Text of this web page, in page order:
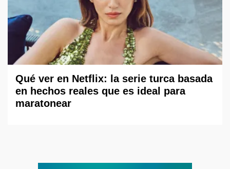
Qué ver en Netflix: la serie turca basada
en hechos reales que es ideal para
maratonear